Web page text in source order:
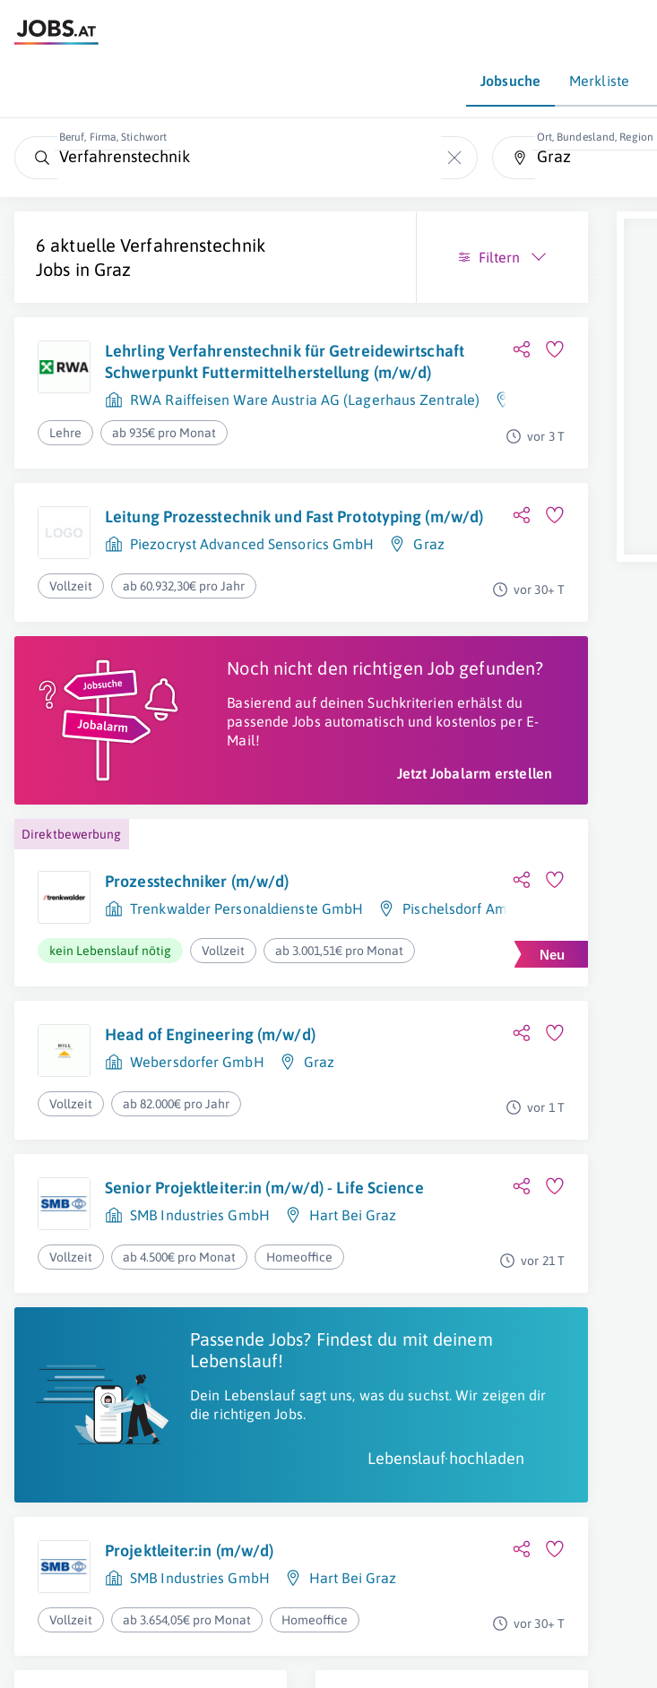
Jobsuche Merkliste
Beruf, Firma, Stichwort Ort, Bundesland, Region
6 aktuelleVerfahrenstechnik
Jobs in Graz
Filtern
Lehrling Verfahrenstechnik für Getreidewirtschaft
Schwerpunkt Futtermittelherstellung (m/w/d)
RWA Raiffeisen Ware Austria AG (Lagerhaus Zentrale)
Lehre ab 935€ pro Monat vor 3 T
Leitung Prozesstechnik und Fast Prototyping (m/w/d)
Piezocryst Advanced Sensorics GmbH Graz
Vollzeit ab 60.932,30€ pro Jahr vor 30+ T
Noch nicht den richtigen Job gefunden?
Basierend auf deinen Suchkriterien erhälst du
passende Jobs automatisch und kostenlos per E-
Mail!
Jetzt Jobalarm erstellen
Direktbewerbung
Prozesstechniker (m/w/d)
Trenkwalder Personaldienste GmbH Pischelsdorf Am Kulm
kein Lebenslauf nötig Vollzeit ab 3.001,51€ pro Monat
Head of Engineering (m/w/d)
Webersdorfer GmbH Graz
Vollzeit ab 82.000€ pro Jahr vor 1 T
Senior Projektleiter:in (m/w/d) - Life Science
SMB Industries GmbH Hart Bei Graz
Vollzeit ab 4.500€ pro Monat Homeoffice vor 21 T
Passende Jobs? Findest du mit deinem
Lebenslauf!
Dein Lebenslauf sagt uns, was du suchst. Wir zeigen dir
die richtigen Jobs.
Lebenslauf hochladen
Projektleiter:in (m/w/d)
SMB Industries GmbH Hart Bei Graz
Vollzeit ab 3.654,05€ pro Monat Homeoffice vor 30+ T